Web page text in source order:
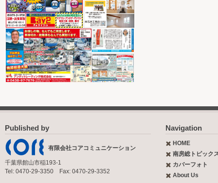
Published by
有限会社コアコミュニケーション
千葉県館山市稲193-1
Tel: 0470-29-3350 Fax: 0470-29-3352
Navigation
HOME
南房総トピック
カバーフォト
About Us